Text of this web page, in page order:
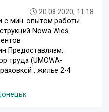
20.08.2020, 11:18
с мин. опытом работы
Nowa Wieś
Предоставляем:
труда (UMOWA-
, жилье 2-4